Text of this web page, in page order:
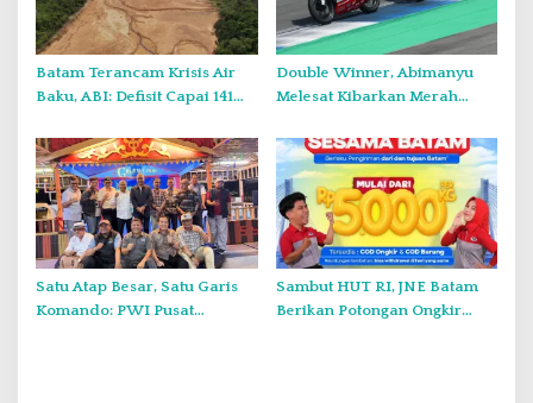
Batam Terancam Krisis Air
Baku, ABI: Defisit Capai 141
Double Winner, Abimanyu
Melesat Kibarkan Merah
Satu Atap Besar, Satu Garis
Komando: PWI Pusat
Sambut HUT RI, JNE Batam
Berikan Potongan Ongkir